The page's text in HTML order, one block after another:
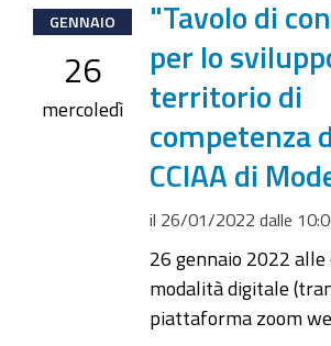
2022-
01-
26T10:00:00+01:00
2022-
26T11:30:00+01:00
GENNAIO
26
mercoledì
"Tavolo di
per lo
territorio di
competenza
CCIAA di
il 26/01/2022 dalle
26 gennaio 2022 alle
modalità digitale
piattaforma zoom